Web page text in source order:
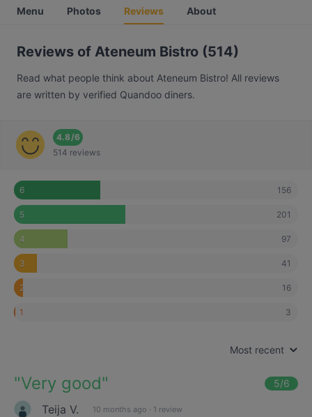
Menu Photos Reviews About
Reviews of Ateneum Bistro (514)
Read what people think about Ateneum Bistro! All reviews
are written by verified Quandoo diners.
4.8/6
514 reviews
6 156
5 201
4 97
3 41
2 16
1 3
Most recent
"Very good" 5/6
Teija V. 10 months ago · 1 review